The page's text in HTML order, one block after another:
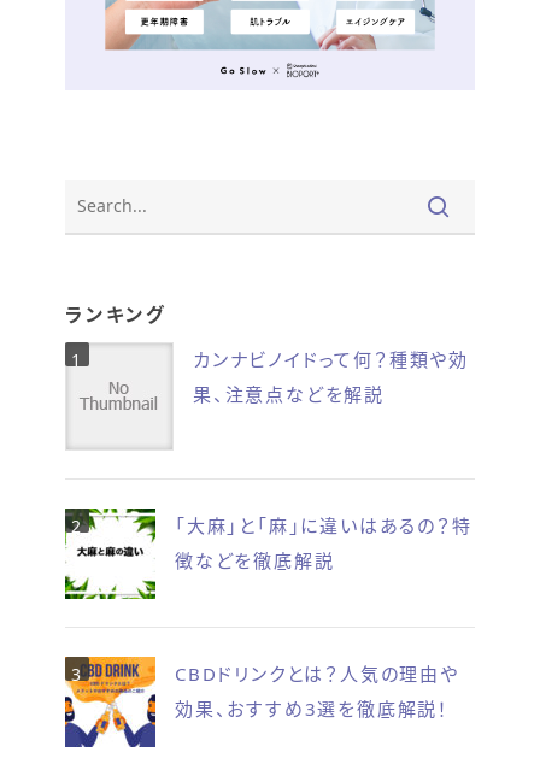
ランキング
カンナビノイドって何？種類や効
果、注意点などを解説
「大麻」と「麻」に違いはあるの？特
徴などを徹底解説
CBDドリンクとは？人気の理由や
効果、おすすめ3選を徹底解説！